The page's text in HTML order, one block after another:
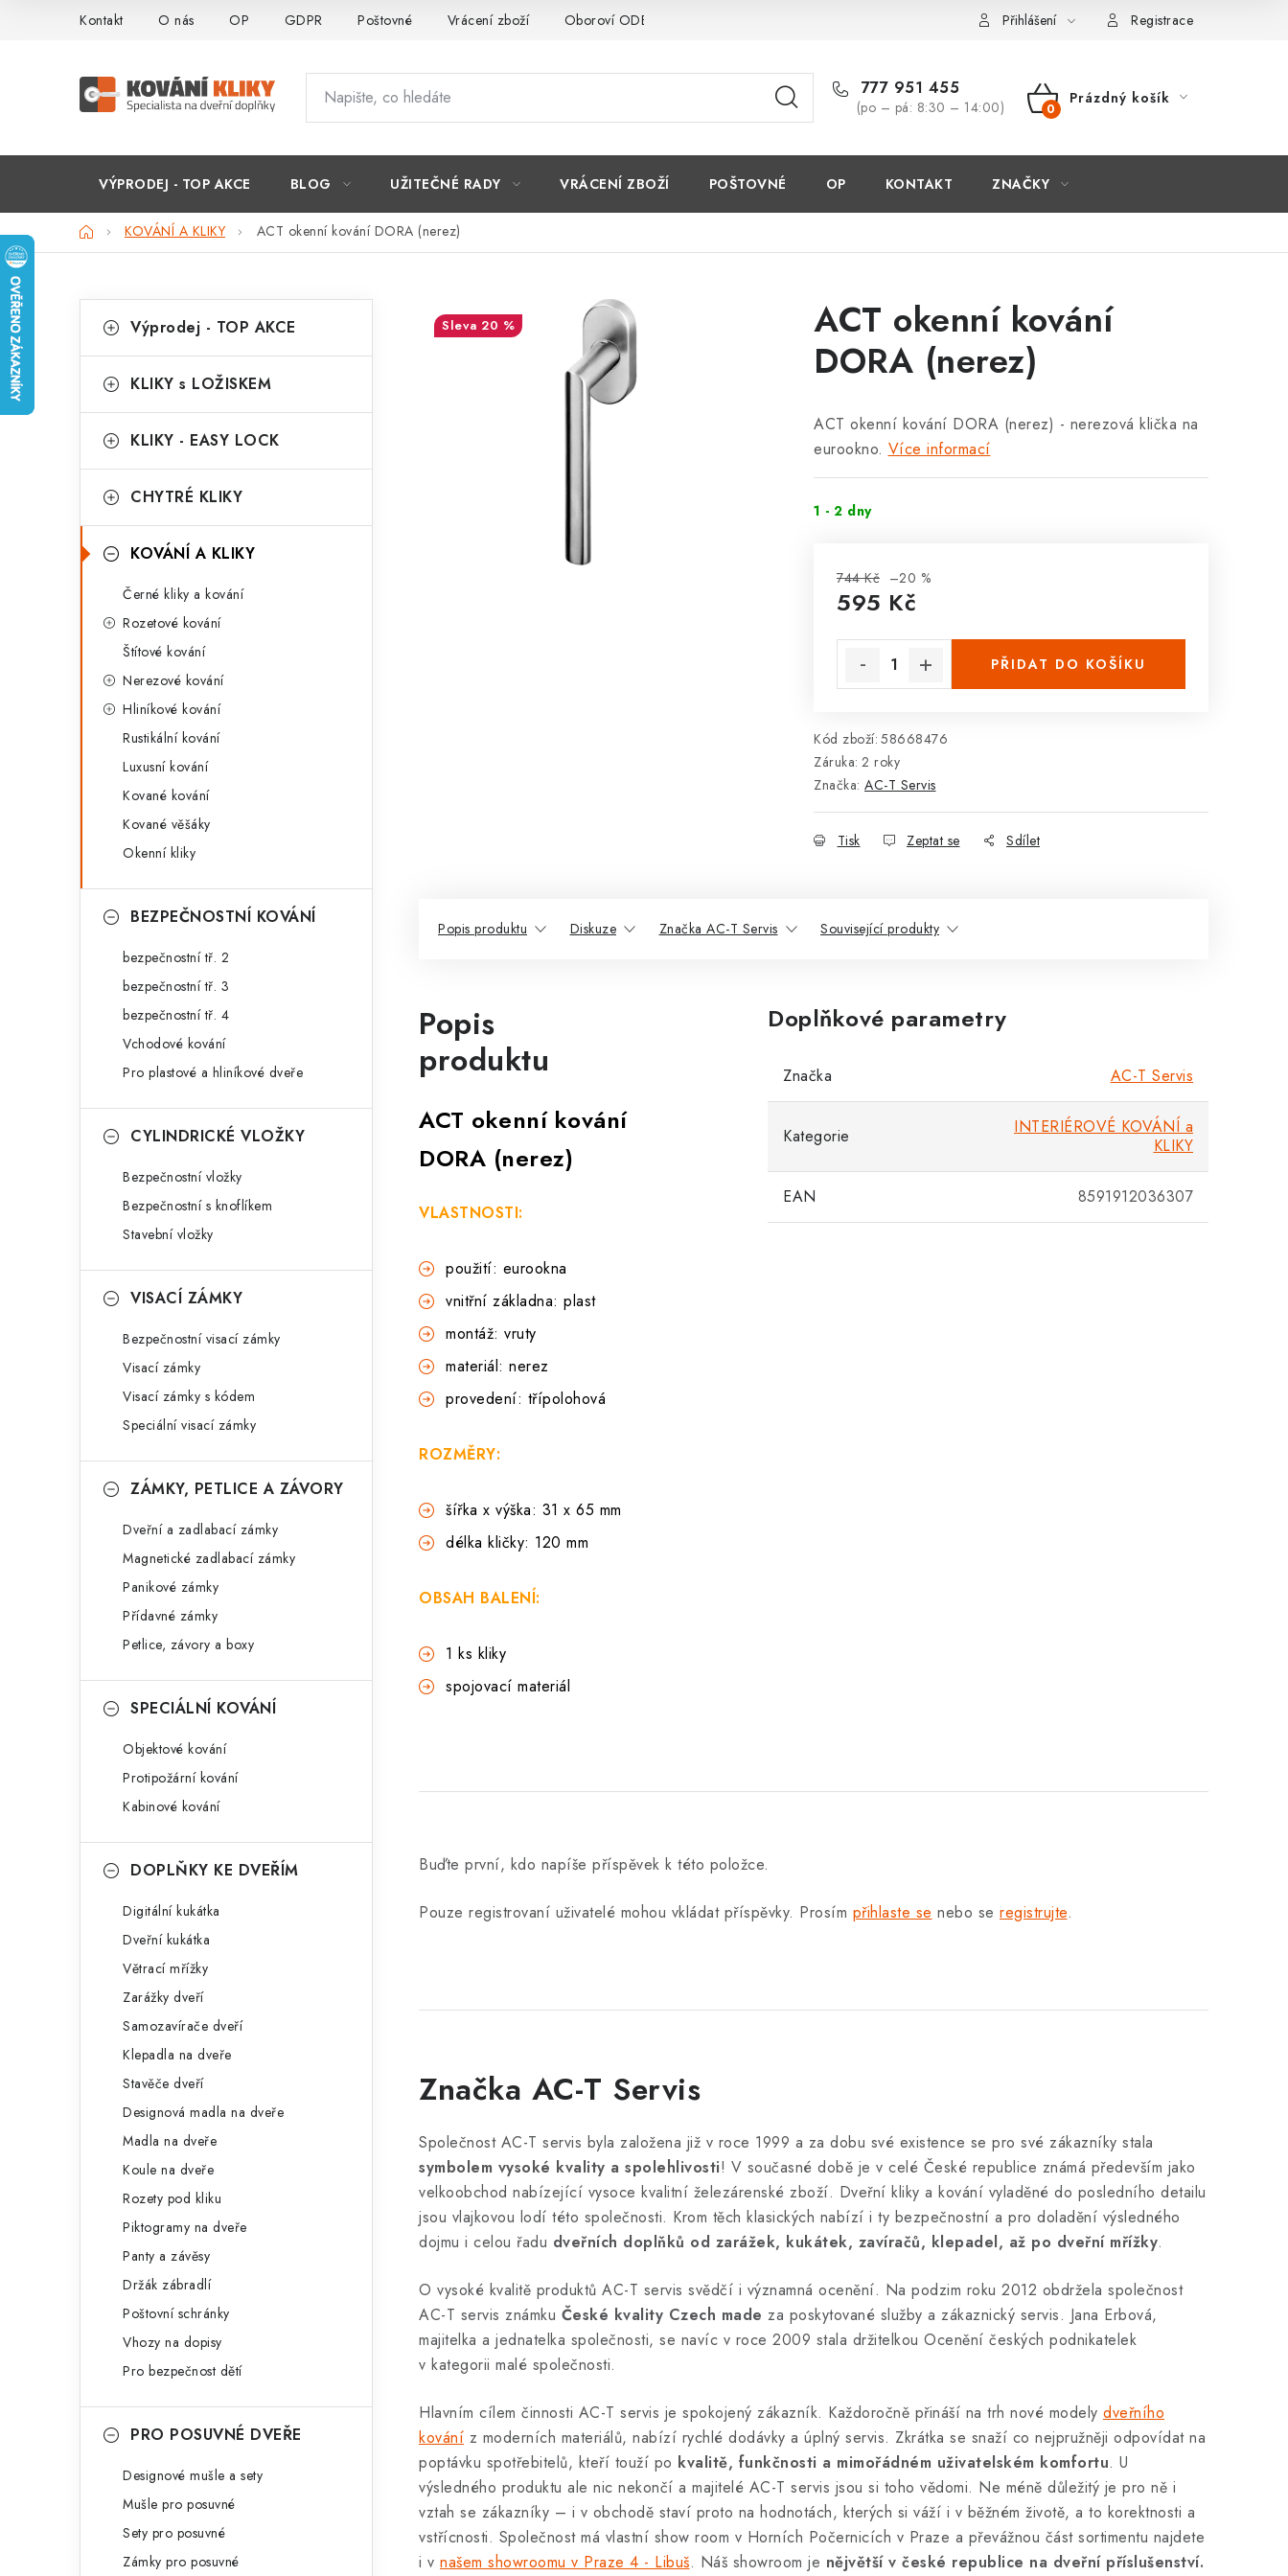
Kontakt O nás OP GDPR Poštovné Vrácení zboží Oboroví ODBORNÍCI Přihlášení Registrace
777 951 455
(po – pá: 8:30 – 14:00)
NÁKUPNÍ
Prázdný košík
VÝPRODEJ - TOP AKCE BLOG UŽITEČNÉ RADY VRÁCENÍ ZBOŽÍ POŠTOVNÉ OP KONTAKT ZNAČKY
DomůKOVÁNÍ A KLIKY ACT okenní kování DORA (nerez)
o
t
r
n
n
kategorie
a
e
o
i
e
Výprodej - TOP AKCE
KLIKY s LOŽISKEM
KLIKY - EASY LOCK
CHYTRÉ KLIKY
KOVÁNÍ A KLIKY
Černé kliky a kování
Rozetové kování
Štítové kování
Nerezové kování
Hliníkové kování
Rustikální kování
Luxusní kování
Kované kování
Kované věšáky
Okenní kliky
BEZPEČNOSTNÍ KOVÁNÍ
bezpečnostní tř. 2
bezpečnostní tř. 3
bezpečnostní tř. 4
Vchodové kování
Pro plastové a hliníkové dveře
CYLINDRICKÉ VLOŽKY
Bezpečnostní vložky
Bezpečnostní s knoflíkem
Stavební vložky
VISACÍ ZÁMKY
Bezpečnostní visací zámky
Visací zámky
Visací zámky s kódem
Speciální visací zámky
ZÁMKY, PETLICE A ZÁVORY
Dveřní a zadlabací zámky
Magnetické zadlabací zámky
Panikové zámky
Přídavné zámky
Petlice, závory a boxy
SPECIÁLNÍ KOVÁNÍ
Objektové kování
Protipožární kování
Kabinové kování
DOPLŇKY KE DVEŘÍM
Digitální kukátka
Dveřní kukátka
Větrací mřížky
Zarážky dveří
Samozavírače dveří
Klepadla na dveře
Stavěče dveří
Designová madla na dveře
Madla na dveře
Koule na dveře
Rozety pod kliku
Piktogramy na dveře
Panty a závěsy
Držák zábradlí
Poštovní schránky
Vhozy na dopisy
Pro bezpečnost dětí
PRO POSUVNÉ DVEŘE
Designové mušle a sety
Mušle pro posuvné
Sety pro posuvné
Zámky pro posuvné
ACT okenní kování
DORA (nerez)
ACT okenní kování DORA (nerez) - nerezová klička na
eurookno. Více informací
1 - 2 dny
744 Kč –20 %
595 Kč
PŘIDAT DO KOŠÍKU
Kód zboží: 58668476
Záruka: 2 roky
Značka: AC-T Servis
Tisk Zeptat se Sdílet
20 %
Popis produktu Diskuze Značka AC-T Servis Související produkty
Popis
produktu
ACT okenní kování
DORA (nerez)
VLASTNOSTI:
použití: eurookna
vnitřní základna: plast
montáž: vruty
materiál: nerez
provedení: třípolohová
ROZMĚRY:
šířka x výška: 31 x 65 mm
délka kličky: 120 mm
OBSAH BALENÍ:
1 ks kliky
spojovací materiál
Doplňkové parametry
Značka AC-T Servis
Kategorie
INTERIÉROVÉ KOVÁNÍ a
KLIKY
EAN 8591912036307
Buďte první, kdo napíše příspěvek k této položce.
Pouze registrovaní uživatelé mohou vkládat příspěvky. Prosím přihlaste se nebo se registrujte.
Značka AC-T Servis
Společnost AC-T servis byla založena již v roce 1999 a za dobu své existence se pro své zákazníky stala
symbolem vysoké kvality a spolehlivosti! V současné době je v celé České republice známá především jako
velkoobchod nabízející vysoce kvalitní železárenské zboží. Dveřní kliky a kování vyladěné do posledního detailu
jsou vlajkovou lodí této společnosti. Krom těch klasických nabízí i ty bezpečnostní a pro doladění výsledného
dojmu i celou řadu dveřních doplňků od zarážek, kukátek, zavíračů, klepadel, až po dveřní mřížky.
O vysoké kvalitě produktů AC-T servis svědčí i významná ocenění. Na podzim roku 2012 obdržela společnost
AC-T servis známku České kvality Czech made za poskytované služby a zákaznický servis. Jana Erbová,
majitelka a jednatelka společnosti, se navíc v roce 2009 stala držitelkou Ocenění českých podnikatelek
v kategorii malé společnosti.
Hlavním cílem činnosti AC-T servis je spokojený zákazník. Každoročně přináší na trh nové modely dveřního
kování z moderních materiálů, nabízí rychlé dodávky a úplný servis. Zkrátka se snaží co nejpružněji odpovídat na
poptávku spotřebitelů, kteří touží po kvalitě, funkčnosti a mimořádném uživatelském komfortu. U
výsledného produktu ale nic nekončí a majitelé AC-T servis jsou si toho vědomi. Ne méně důležitý je pro ně i
vztah se zákazníky – i v obchodě staví proto na hodnotách, kterých si váží i v běžném životě, a to korektnosti a
vstřícnosti. Společnost má vlastní show room v Horních Počernicích v Praze a převážnou část sortimentu najdete
i v našem showroomu v Praze 4 - Libuš. Náš showroom je nějvětší v české republice na dveřní příslušenství.